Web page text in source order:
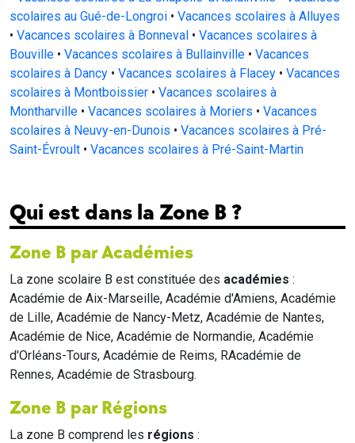
scolaires au Gué-de-Longroi • Vacances scolaires à Alluyes
• Vacances scolaires à Bonneval • Vacances scolaires à
Bouville • Vacances scolaires à Bullainville • Vacances
scolaires à Dancy • Vacances scolaires à Flacey • Vacances
scolaires à Montboissier • Vacances scolaires à
Montharville • Vacances scolaires à Moriers • Vacances
scolaires à Neuvy-en-Dunois • Vacances scolaires à Pré-
Saint-Évroult • Vacances scolaires à Pré-Saint-Martin
Qui est dans la Zone B ?
Zone B par Académies
La zone scolaire B est constituée des académies :
Académie de Aix-Marseille, Académie d'Amiens, Académie
de Lille, Académie de Nancy-Metz, Académie de Nantes,
Académie de Nice, Académie de Normandie, Académie
d'Orléans-Tours, Académie de Reims, RAcadémie de
Rennes, Académie de Strasbourg.
Zone B par Régions
La zone B comprend les régions :